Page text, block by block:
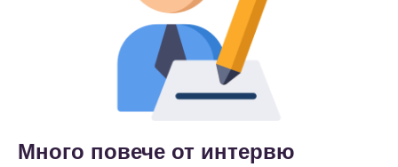
Много повече от интервю